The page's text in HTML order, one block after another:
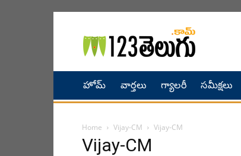
హోమ్ వార్తలు గ్యాలరీ సమీక్షలు
Home Vijay-CM Vijay-CM
Vijay-CM